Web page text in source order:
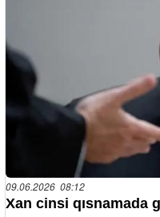
09.06.2026 08:12
Xan cinsi qısnamada